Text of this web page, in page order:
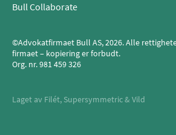
Bull Collaborate
©Advokatfirmaet Bull AS, 2026. Alle
firmaet – kopiering er forbudt.
Org. nr.981 459 326
Laget av Filét, Supersymmetric& Vild